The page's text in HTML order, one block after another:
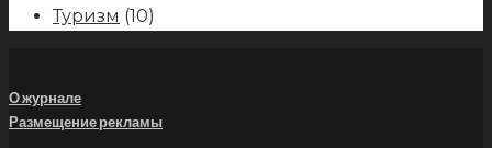
Туризм (10)
О журнале
Размещение рекламы